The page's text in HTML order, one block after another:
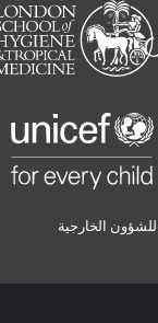
للشؤون الخارجية